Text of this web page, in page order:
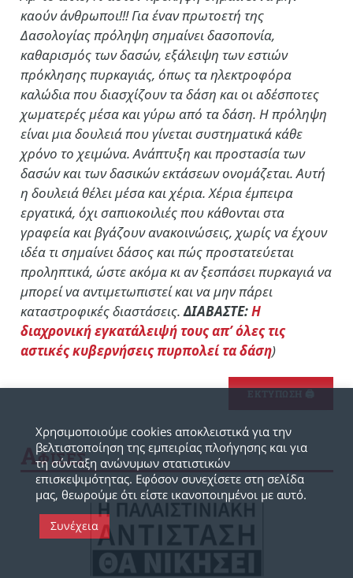
καούν άνθρωποι!!! Για έναν πρωτοετή της
Δασολογίας πρόληψη σημαίνει δασοπονία,
καθαρισμός των δασών, εξάλειψη των εστιών
πρόκλησης πυρκαγιάς, όπως τα ηλεκτροφόρα
καλώδια που διασχίζουν τα δάση και οι αδέσποτες
χωματερές μέσα και γύρω από τα δάση. Η πρόληψη
είναι μια δουλειά που γίνεται συστηματικά κάθε
χρόνο το χειμώνα. Ανάπτυξη και προστασία των
δασών και των δασικών εκτάσεων ονομάζεται. Αυτή
η δουλειά θέλει μέσα και χέρια. Χέρια έμπειρα
εργατικά, όχι σαπιοκοιλιές που κάθονται στα
γραφεία και βγάζουν ανακοινώσεις, χωρίς να έχουν
ιδέα τι σημαίνει δάσος και πώς προστατεύεται
προληπτικά, ώστε ακόμα κι αν ξεσπάσει πυρκαγιά να
μπορεί να αντιμετωπιστεί και να μην πάρει
καταστροφικές διαστάσεις.ΔΙΑΒΑΣΤΕ:Η
διαχρονική εγκατάλειψή τους απ’ όλες τις
αστικές κυβερνήσεις πυρπολεί τα δάση)
ΑΦΙΣΕΣ
Χρησιμοποιούμε cookies αποκλειστικά για την
βελτιστοποίηση της εμπειρίας πλοήγησης και για
τη σύνταξη ανώνυμων στατιστικών
επισκεψιμότητας. Εφόσον συνεχίσετε στη σελίδα
μας, θεωρούμε ότι είστε ικανοποιημένοι με αυτό.
Συνέχεια